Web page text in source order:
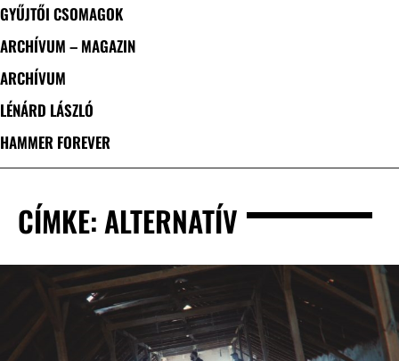
GYŰJTŐI CSOMAGOK
ARCHÍVUM – MAGAZIN
ARCHÍVUM
LÉNÁRD LÁSZLÓ
HAMMER FOREVER
CÍMKE: ALTERNATÍV